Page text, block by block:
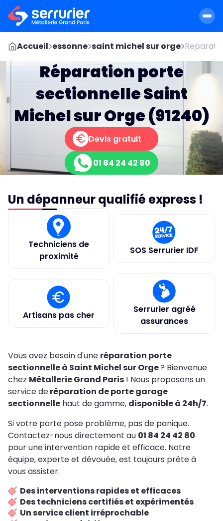
Accueil essonne saint michel sur orge
Réparation porte
sectionnelle Saint
Michel sur Orge (91240)
Devis gratuit
01 84 24 42 80
Un dépanneur qualifié express !
Techniciens de
proximité
SOS Serrurier IDF
Artisans pas cher
Serrurier agréé
assurances
Vous avez besoin d'une réparation porte
sectionnelle à Saint Michel sur Orge? Bienvenue
chez Métallerie Grand Paris ! Nous proposons un
service deréparation de porte garage
sectionnelle haut de gamme, disponible à 24h/7.
Si votre porte pose problème, pas de panique.
Contactez-nous directement au 01 84 24 42 80
pour une intervention rapide et efficace. Notre
équipe, experte et dévouée, est toujours prête à
vous assister.
Des interventions rapides et efficaces
Des techniciens certifiés et expérimentés
Un service client irréprochable